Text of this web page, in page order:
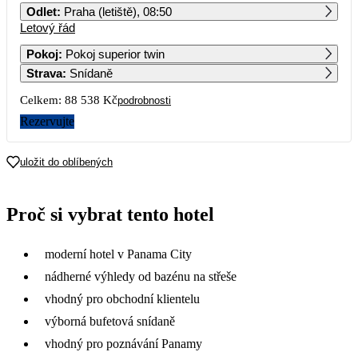
47 729 51 569
7
21
Odlet: Praha (letiště), 08:50
Letový řád
Pokoj: Pokoj superior twin
Strava: Snídaně
Celkem: 88 538 Kčpodrobnosti
Rezervujte
uložit do oblíbených
Proč si vybrat tento hotel
moderní hotel v Panama City
nádherné výhledy od bazénu na střeše
vhodný pro obchodní klientelu
výborná bufetová snídaně
vhodný pro poznávání Panamy